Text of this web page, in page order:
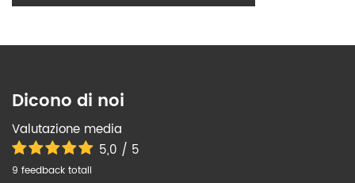
Dicono di noi
Valutazione media
5,0 / 5
9 feedback totali